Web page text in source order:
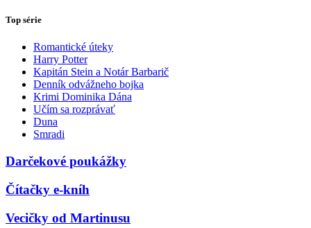
Top série
Romantické úteky
Harry Potter
Kapitán Stein a Notár Barbarič
Denník odvážneho bojka
Krimi Dominika Dána
Učím sa rozprávať
Duna
Smradi
Darčekové poukážky
Čítačky e-kníh
Vecičky od Martinusu